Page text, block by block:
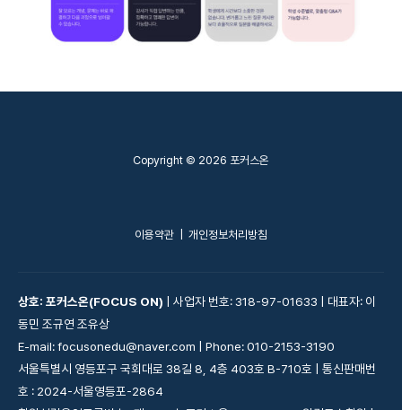
Copyright © 2026 포커스온
이용약관 개인정보처리방침
상호: 포커스온(FOCUS ON) | 사업자 번호: 318-97-01633 | 대표자: 이
동민 조규연 조유상
E-mail: focusonedu@naver.com | Phone: 010-2153-3190
서울특별시 영등포구 국회대로 38길 8, 4층 403호 B-710호 | 통신판매번
호 : 2024-서울영등포-2864